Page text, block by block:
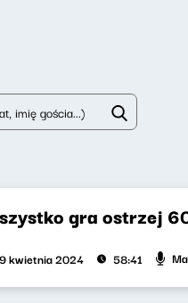
gra ostrzej
9 kwietnia 2024 58:41